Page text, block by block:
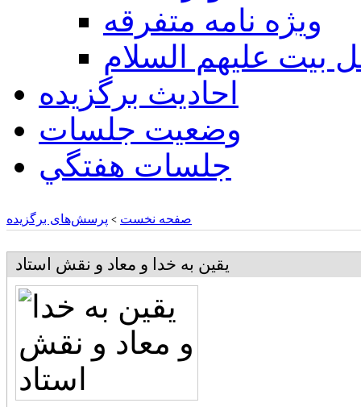
ويژه نامه متفرقه
بيت عليهم السلام
احادیث برگزیده
وضعیت جلسات
جلسات هفتگي
صفحه نخست > پرسش‌های برگزیده
یقین به خدا و معاد و نقش استاد